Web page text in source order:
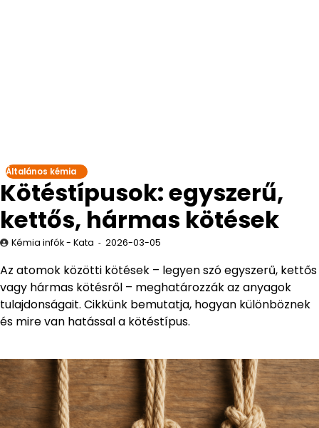
Általános kémia
Kötéstípusok: egyszerű,
kettős, hármas kötések
Kémia infók - Kata 2026-03-05
Az atomok közötti kötések – legyen szó egyszerű, kettős
vagy hármas kötésről – meghatározzák az anyagok
tulajdonságait. Cikkünk bemutatja, hogyan különböznek
és mire van hatással a kötéstípus.